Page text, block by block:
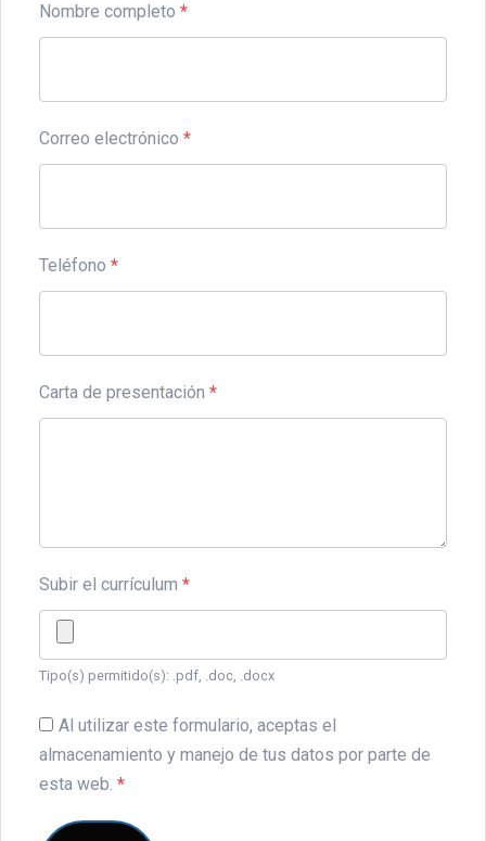
Nombre completo *
Correo electrónico *
Teléfono *
Carta de presentación *
Subir el currículum *
Tipo(s) permitido(s): .pdf, .doc, .docx
Al utilizar este formulario, aceptas el
almacenamiento y manejo de tus datos por parte de
esta web. *